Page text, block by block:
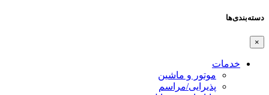
دسته‌بندی‌ها
×
خدمات
موتور و ماشین
پذیرایی/مراسم